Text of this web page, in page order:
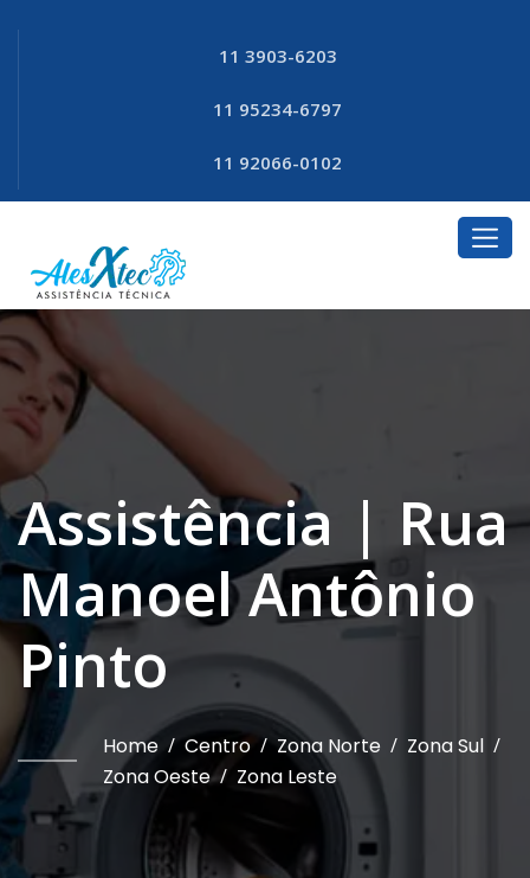
11 3903-6203
11 95234-6797
11 92066-0102
Assistência | Rua
Manoel Antônio
Pinto
Home / Centro / Zona Norte / Zona Sul /
Zona Oeste / Zona Leste